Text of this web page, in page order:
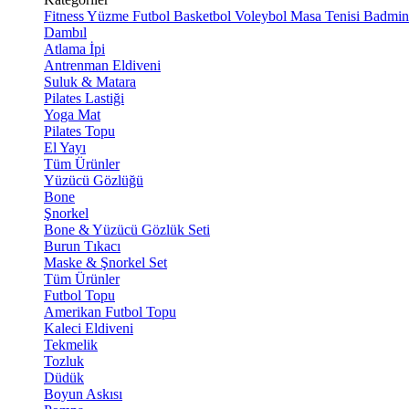
FitnessYüzme Futbol Basketbol Voleybol Masa Tenisi
Dambıl
Atlama İpi
Antrenman Eldiveni
Suluk & Matara
Pilates Lastiği
Yoga Mat
Pilates Topu
El Yayı
Tüm Ürünler
Yüzücü Gözlüğü
Bone
Şnorkel
Bone & Yüzücü Gözlük Seti
Burun Tıkacı
Maske & Şnorkel Set
Tüm Ürünler
Futbol Topu
Amerikan Futbol Topu
Kaleci Eldiveni
Tekmelik
Tozluk
Düdük
Boyun Askısı